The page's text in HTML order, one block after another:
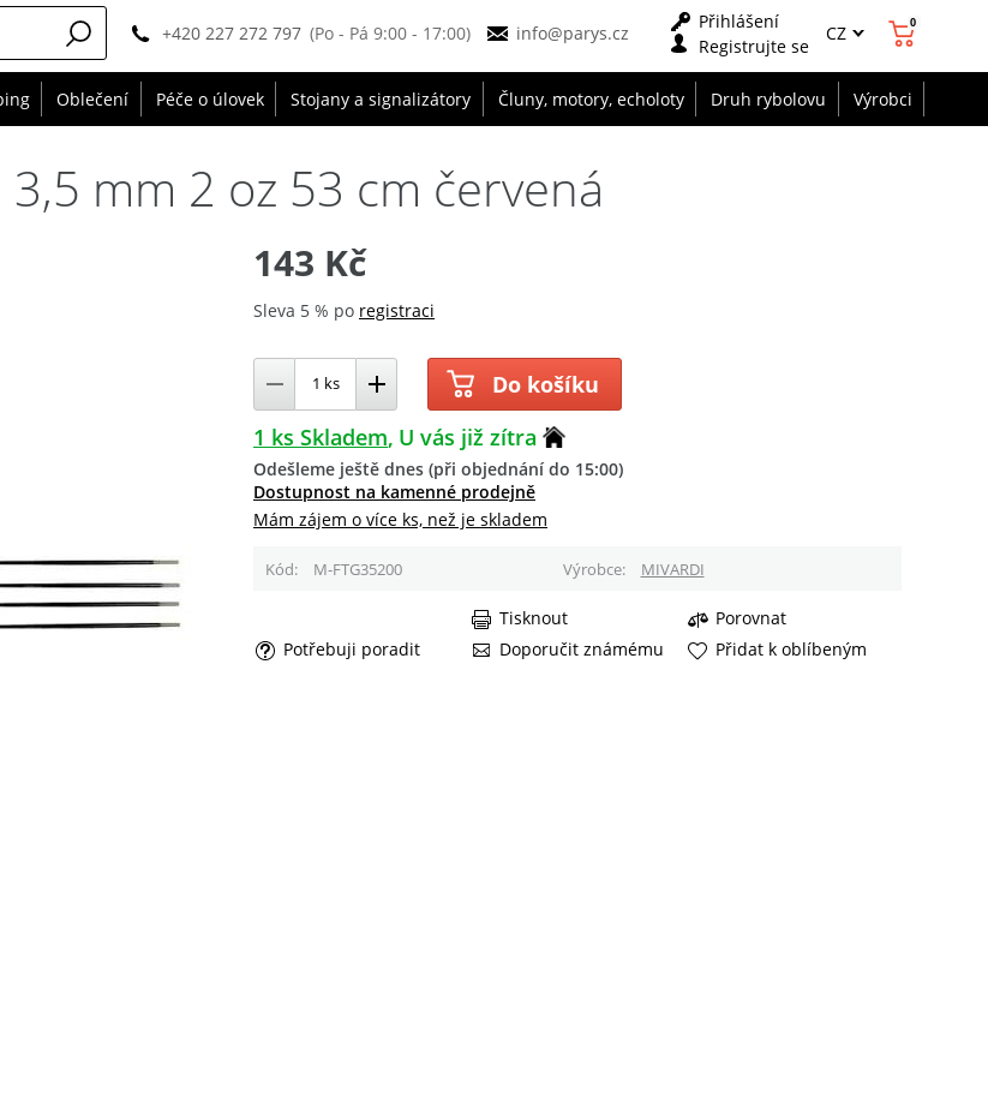
+420 227 272 797 (Po - Pá 9:00 - 17:00) info@parys.cz
Přihlášení
Registrujte se
CZ 0
Oblečení Péče o úlovek Stojany a signalizátory Čluny, motory, echoloty Druh rybolovu Výrobci
mm 2 oz 53 cm červená
143 Kč
Sleva 5 % po registraci
Do košíku
1 ks Skladem U vás již zítra
Odešleme ještě dnes (při objednání do 15:00)
Dostupnost na kamenné prodejně
Mám zájem o více ks, než je skladem
Kód M-FTG35200 Výrobce MIVARDI
Porovnat
Potřebuji poradit
Doporučit známému
Tisknout
Přidat k oblíbeným